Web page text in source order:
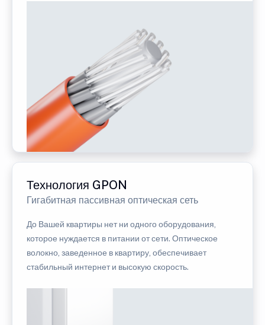
Технология GPON
Гигабитная пассивная оптическая сеть
До Вашей квартиры нет ни одного оборудования,
которое нуждается в питании от сети. Оптическое
волокно, заведенное в квартиру, обеспечивает
стабильный интернет и высокую скорость.